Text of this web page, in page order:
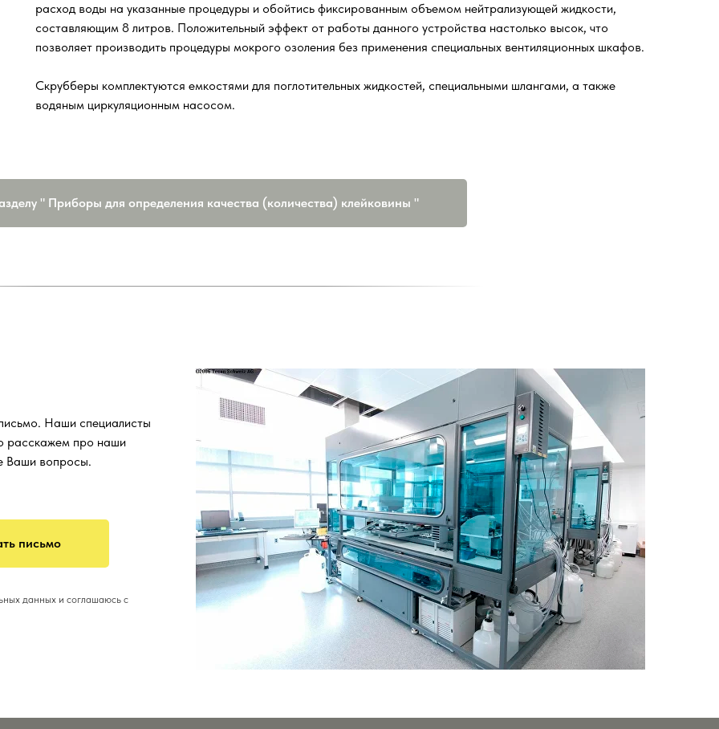
расход воды на указанные процедуры и обойтись фиксированным объемом нейтрализующей жидкости,
составляющим 8 литров. Положительный эффект от работы данного устройства настолько высок, что
позволяет производить процедуры мокрого озоления без применения специальных вентиляционных шкафов.
Скрубберы комплектуются емкостями для поглотительных жидкостей, специальными шлангами, а также
водяным циркуляционным насосом.
" Приборы для определения качества (количества) клейковины "
Наши специалисты
расскажем про наши
Ваши вопросы.
письмо
данных и соглашаюсь с